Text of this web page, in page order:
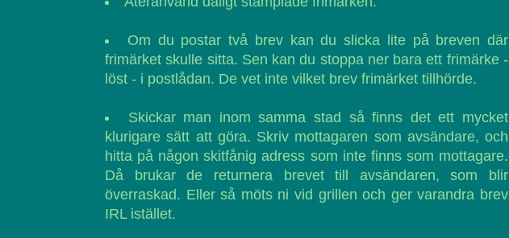
Om du postar två brev kan du slicka lite på breven där
frimärket skulle sitta. Sen kan du stoppa ner bara ett frimärke -
löst - i postlådan. De vet inte vilket brev frimärket tillhörde.
Skickar man inom samma stad så finns det ett mycket
klurigare sätt att göra. Skriv mottagaren som avsändare, och
hitta på någon skitfånig adress som inte finns som mottagare.
Då brukar de returnera brevet till avsändaren, som blir
överraskad. Eller så möts ni vid grillen och ger varandra brev
IRL istället.